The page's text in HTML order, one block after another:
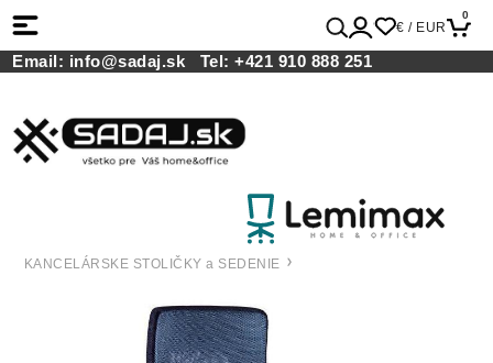
€ / EUR
0
Email: info@sadaj.sk Tel:+421 910 888 251
KANCELÁRSKE STOLIČKY a SEDENIE